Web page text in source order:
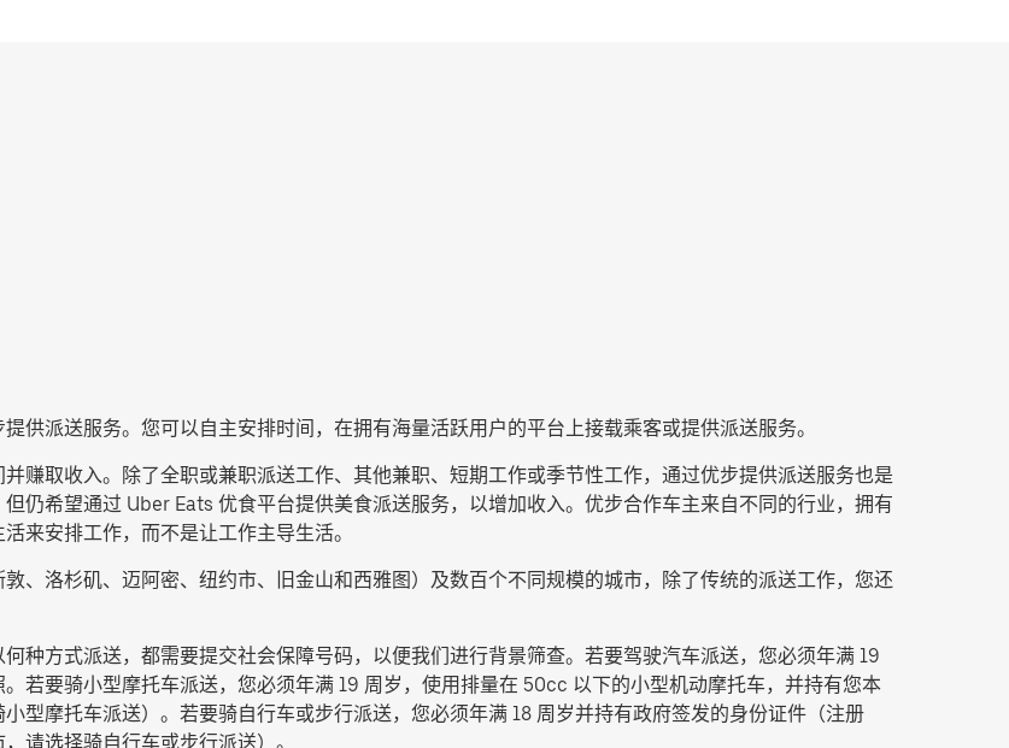
供派送服务。您可以自主安排时间，在拥有海量活跃用户的平台上接载乘客或提供派送服务。
赚取收入。除了全职或兼职派送工作、其他兼职、短期工作或季节性工作，通过优步提供派送服务也是
仍希望通过 Uber Eats 优食平台提供美食派送服务，以增加收入。优步合作车主来自不同的行业，拥有
来安排工作，而不是让工作主导生活。
、洛杉矶、迈阿密、纽约市、旧金山和西雅图）及数百个不同规模的城市，除了传统的派送工作，您还
种方式派送，都需要提交社会保障号码，以便我们进行背景筛查。若要驾驶汽车派送，您必须年满 19
若要骑小型摩托车派送，您必须年满 19 周岁，使用排量在 50cc 以下的小型机动摩托车，并持有您本
小型摩托车派送）。若要骑自行车或步行派送，您必须年满 18 周岁并持有政府签发的身份证件（注册
，请选择骑自行车或步行派送）。